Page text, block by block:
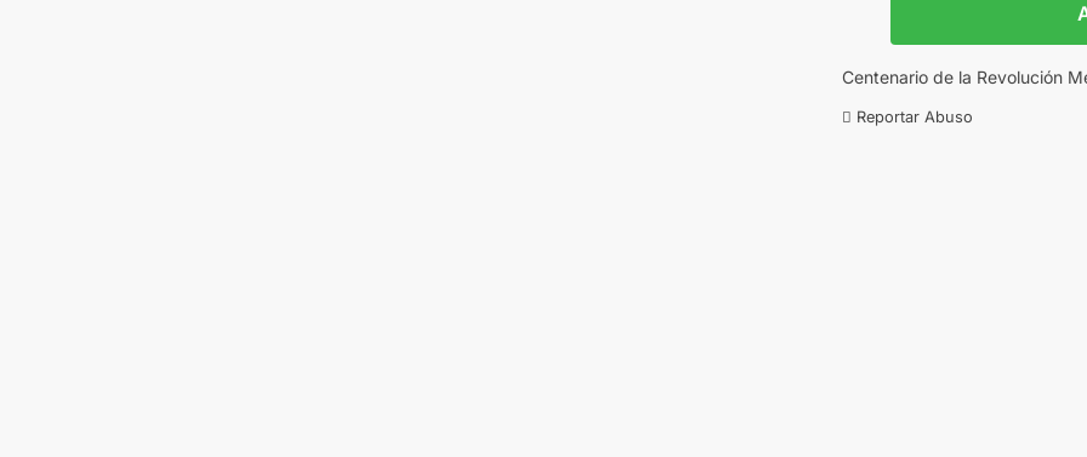
Centenario de la Revolución
Reportar Abuso